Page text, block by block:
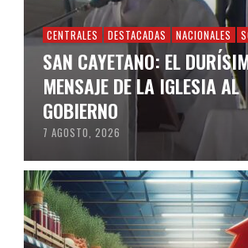
CENTRALES DESTACADAS NACIONALES
SAN CAYETANO: EL
MENSAJE DE LA IGLESIA AL
GOBIERNO
7 AGOSTO, 2026